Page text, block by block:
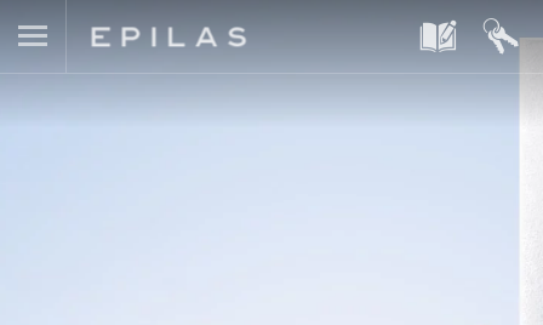
A B